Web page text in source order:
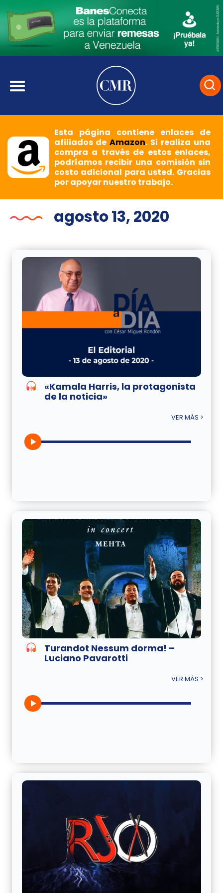
Esta página contiene enlaces de
afiliados deAmazon. Si realiza una
compra a través de estos enlaces,
podríamos recibir una comisión sin
costo adicional para usted. Gracias
por apoyar nuestro trabajo.
agosto 13, 2020
«Kamala Harris, la protagonista
de la noticia»
VER MÁS >
Turandot Nessum dorma! –
Luciano Pavarotti
VER MÁS >